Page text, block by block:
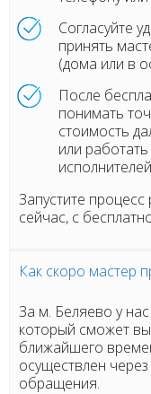
Согласуйте
принять
(дома или в
После
понимать
стоимость
или
Запустите
сейчас, с
Как скоро мастер
За м. Беляево у
который сможет
ближайшего
осуществлен
обращения.